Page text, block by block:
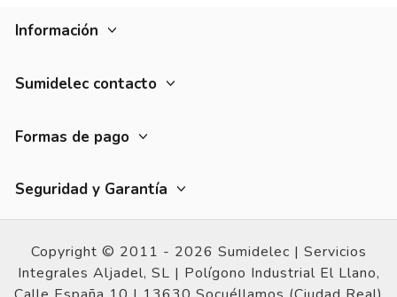
Información
Sumidelec contacto
Formas de pago
Seguridad y Garantía
Copyright © 2011 - 2026 Sumidelec | Servicios
Integrales Aljadel, SL | Polígono Industrial El Llano,